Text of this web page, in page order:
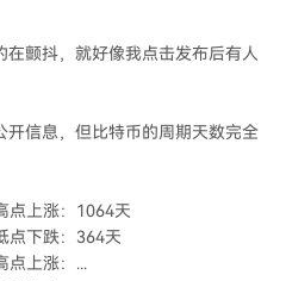
计时器。 尽管如此，周
仍颇具影响力。在当前市场方向
框架。安全的结论是：比特币周
行的观察视角，但对于精确日期
作为预测未来重大高低点的可靠
在颤抖，就好像我点击发布后有人
开信息，但比特币的周期天数完全
点上涨：1064天
点下跌：364天
点上涨：...